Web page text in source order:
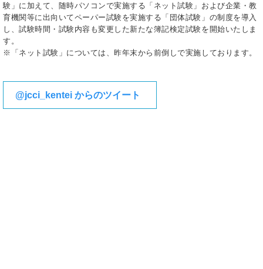
験」に加えて、随時パソコンで実施する「ネット試験」および企業・教
育機関等に出向いてペーパー試験を実施する「団体試験」の制度を導入
し、試験時間・試験内容も変更した新たな簿記検定試験を開始いたしま
す。
※「ネット試験」については、昨年末から前倒しで実施しております。
@jcci_kentei からのツイート